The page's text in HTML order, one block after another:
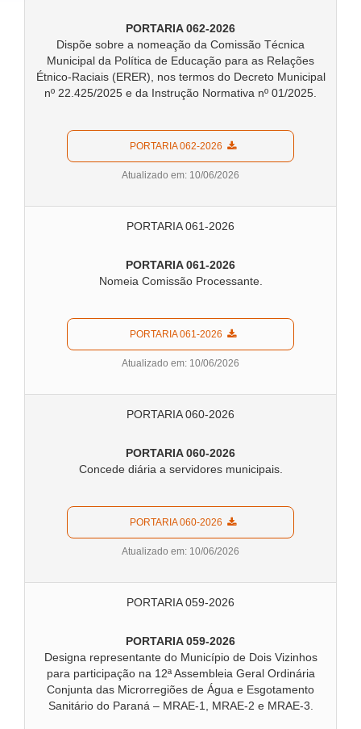
PORTARIA 062-2026
Dispõe sobre a nomeação da Comissão Técnica
Municipal da Política de Educação para as Relações
Étnico-Raciais (ERER), nos termos do Decreto Municipal
nº 22.425/2025 e da Instrução Normativa nº 01/2025.
  PORTARIA 062-2026
Atualizado em: 10/06/2026
PORTARIA 061-2026
PORTARIA 061-2026
Nomeia Comissão Processante.
  PORTARIA 061-2026
Atualizado em: 10/06/2026
PORTARIA 060-2026
PORTARIA 060-2026
Concede diária a servidores municipais.
  PORTARIA 060-2026
Atualizado em: 10/06/2026
PORTARIA 059-2026
PORTARIA 059-2026
Designa representante do Município de Dois Vizinhos
para participação na 12ª Assembleia Geral Ordinária
Conjunta das Microrregiões de Água e Esgotamento
Sanitário do Paraná – MRAE-1, MRAE-2 e MRAE-3.